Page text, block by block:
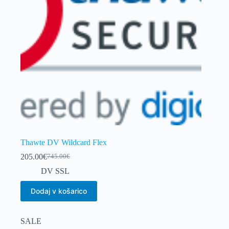
Thawte DV Wildcard Flex
745.00€
Izvirna
cena
je
bila:
745.00€.
205.00€Trenutna
cena
je:
205.00€.
DV SSL
Dodaj v košarico
SALE